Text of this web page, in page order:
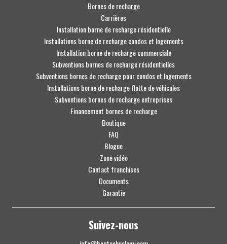
Bornes de recharge
Carrières
Installation borne de recharge résidentielle
Installations borne de recharge condos et logements
Installation borne de recharge commerciale
Subventions bornes de recharge résidentielles
Subventions bornes de recharge pour condos et logements
Installations borne de recharge flotte de véhicules
Subventions bornes de recharge entreprises
Financement bornes de recharge
Boutique
FAQ
Blogue
Zone vidéo
Contact franchises
Documents
Garantie
Suivez-nous